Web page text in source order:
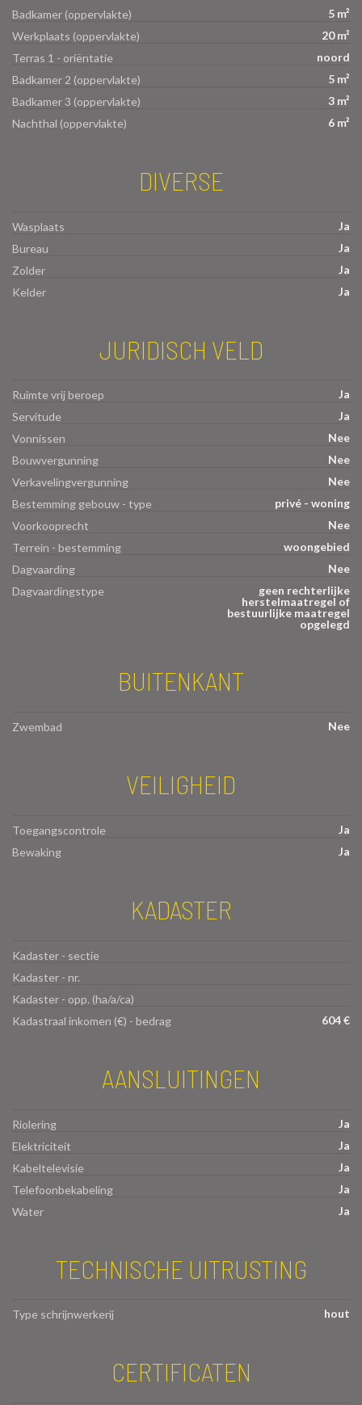
Badkamer (oppervlakte)
5 m²
Werkplaats (oppervlakte)
20 m²
Terras 1 - oriëntatie
noord
Badkamer 2 (oppervlakte)
5 m²
Badkamer 3 (oppervlakte)
3 m²
Nachthal (oppervlakte)
6 m²
DIVERSE
Wasplaats
Ja
Bureau
Ja
Zolder
Ja
Kelder
Ja
JURIDISCH VELD
Ruimte vrij beroep
Ja
Servitude
Ja
Vonnissen
Nee
Bouwvergunning
Nee
Verkavelingvergunning
Nee
Bestemming gebouw - type
privé - woning
Voorkooprecht
Nee
Terrein - bestemming
woongebied
Dagvaarding
Nee
Dagvaardingstype
geen rechterlijke
herstelmaatregel of
bestuurlijke maatregel
opgelegd
BUITENKANT
Zwembad Nee
VEILIGHEID
Toegangscontrole
Ja
Bewaking
Ja
KADASTER
Kadaster - sectie
Kadaster - nr.
Kadaster - opp. (ha/a/ca)
Kadastraal inkomen (€) - bedrag
604 €
AANSLUITINGEN
Riolering
Ja
Elektriciteit
Ja
Kabeltelevisie
Ja
Telefoonbekabeling
Ja
Water
Ja
TECHNISCHE UITRUSTING
Type schrijnwerkerij hout
CERTIFICATEN